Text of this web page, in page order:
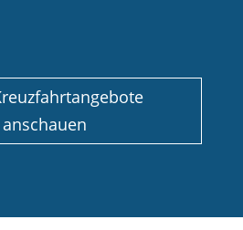
anschauen